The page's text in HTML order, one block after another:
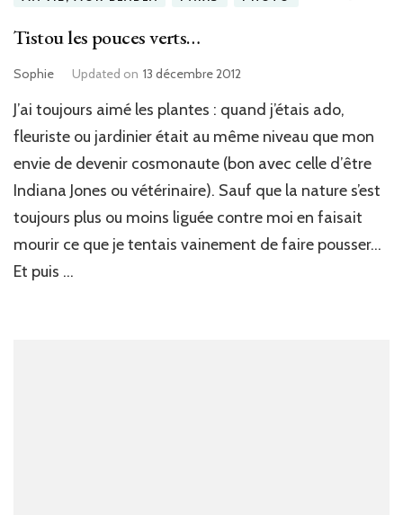
Tistou les pouces verts…
Sophie Updated on 13 décembre 2012
J’ai toujours aimé les plantes : quand j’étais ado,
fleuriste ou jardinier était au même niveau que mon
envie de devenir cosmonaute (bon avec celle d’être
Indiana Jones ou vétérinaire). Sauf que la nature s’est
toujours plus ou moins liguée contre moi en faisait
mourir ce que je tentais vainement de faire pousser…
Et puis …